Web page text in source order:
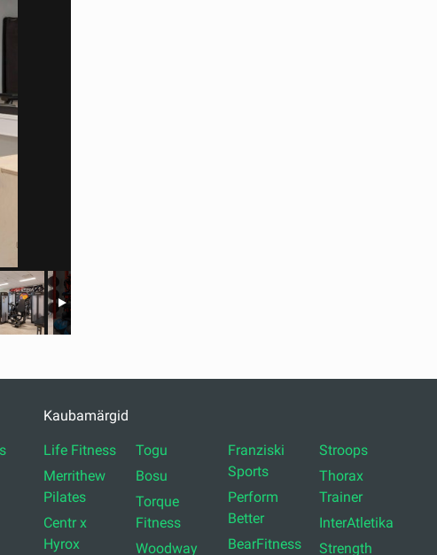
Kaubamärgid
Life Fitness
Merrithew
Pilates
Centr x
Hyrox
Togu
Bosu
Torque
Fitness
Woodway
Franziski
Sports
Perform
Better
BearFitness
Stroops
Thorax
Trainer
InterAtletika
Strength